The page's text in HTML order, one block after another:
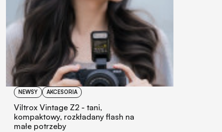
NEWSY AKCESORIA
Viltrox Vintage Z2 - tani,
kompaktowy, rozkładany flash na
małe potrzeby